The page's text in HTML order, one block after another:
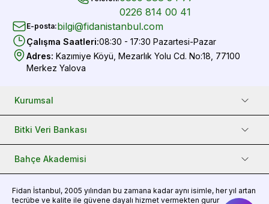
0226 814 00 41
E-posta:bilgi@fidanistanbul.com
Çalışma Saatleri:08:30 - 17:30 Pazartesi-Pazar
Adres: Kazımiye Köyü, Mezarlık Yolu Cd. No:18, 77100
Merkez Yalova
Kurumsal
Bitki Veri Bankası
Bahçe Akademisi
Fidan İstanbul, 2005 yılından bu zamana kadar aynı isimle, her yıl artan
tecrübe ve kalite ile güvene dayalı hizmet vermekten gurur